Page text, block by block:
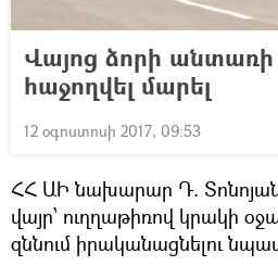
Վայոց ձորի անտառի
հաջողվել մարել
12 օգոստոսի 2017, 09:53
ՀՀ ԱԻ նախարար Դ.
վայր՝ ուղղաթիռով կրակի
զննում իրականացնելու